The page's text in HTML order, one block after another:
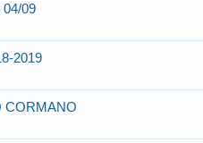
04/09
2019
CORMANO